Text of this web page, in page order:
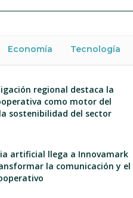
Economía Tecnología
regional destaca la
como motor del
sostenibilidad del sector
artificial llega a Innovamark
la comunicación y el